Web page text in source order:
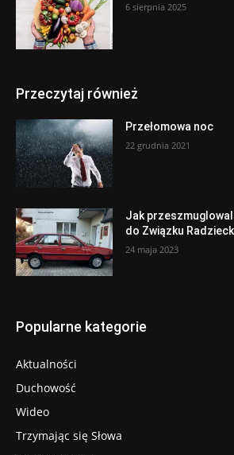
6 sierpnia 2025
Przeczytaj również
Przełomowa noc
22 grudnia 2021
Jak
do Związku
24 maja 2023
Popularne kategorie
Aktualności
Duchowość
Wideo
Trzymając się Słowa